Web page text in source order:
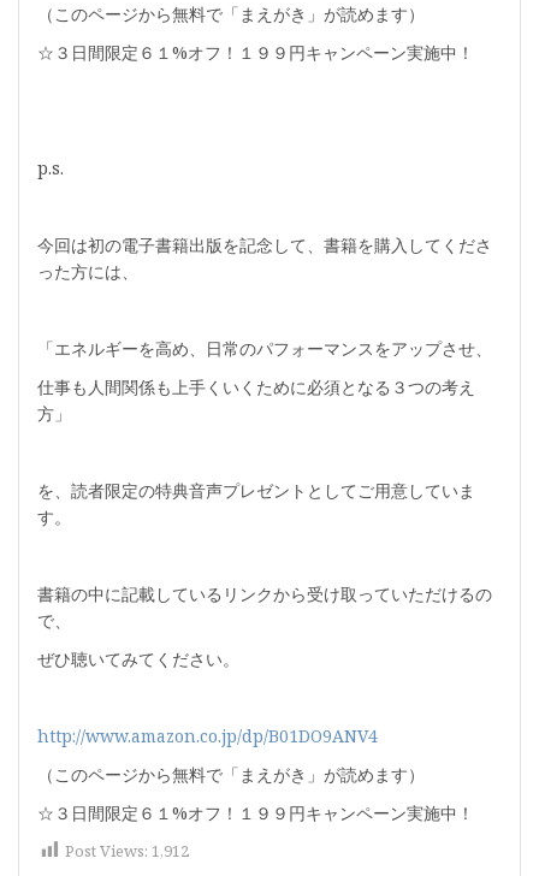
（このページから無料で「まえがき」が読めます）
☆３日間限定６１%オフ！１９９円キャンペーン実施中！
p.s.
今回は初の電子書籍出版を記念して、書籍を購入してくださ
った方には、
「エネルギーを高め、日常のパフォーマンスをアップさせ、
仕事も人間関係も上手くいくために必須となる３つの考え
方」
を、読者限定の特典音声プレゼントとしてご用意していま
す。
書籍の中に記載しているリンクから受け取っていただけるの
で、
ぜひ聴いてみてください。
http://www.amazon.co.jp/dp/B01DO9ANV4
（このページから無料で「まえがき」が読めます）
☆３日間限定６１%オフ！１９９円キャンペーン実施中！
Post Views: 1,912